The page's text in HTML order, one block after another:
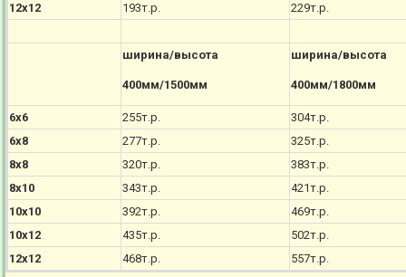
12х12
193т.р. 229т.р.
ширина/высота
400мм/1500мм
ширина/высота
400мм/1800мм
6х6 255т.р.
304т.р.
6х8
277т.р.
325т.р.
8х8
320т.р.
383т.р.
8х10
343т.р.
421т.р.
10х10
392т.р.
469т.р.
10х12
435т.р.
502т.р.
12х12
468т.р. 557т.р.